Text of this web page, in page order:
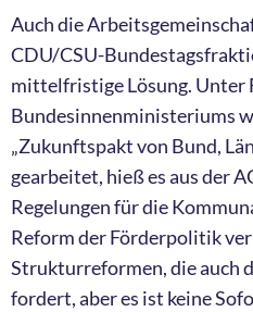
Auch die
CDU/CSU-
mittelfristige Lösung. Unter
Bundesinnenministeriums
„Zukunftspakt von Bund,
gearbeitet, hieß es aus der
Regelungen für die
Reform der Förderpolitik
Strukturreformen, die auch
fordert, aber es ist keine